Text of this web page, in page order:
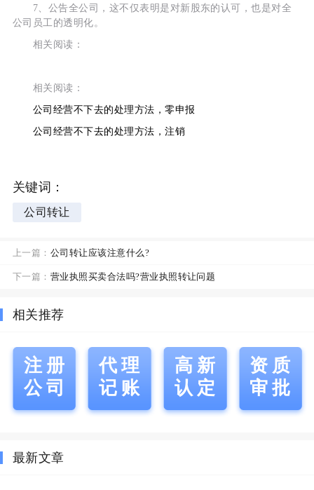
7、公告全公司，这不仅表明是对新股东的认可，也是对全
公司员工的透明化。
相关阅读：
相关阅读：
公司经营不下去的处理方法，零申报
公司经营不下去的处理方法，注销
关键词：
公司转让
上一篇： 公司转让应该注意什么?
下一篇： 营业执照买卖合法吗?营业执照转让问题
相关推荐
注册
公司
代理
记账
高新
认定
资质
审批
最新文章